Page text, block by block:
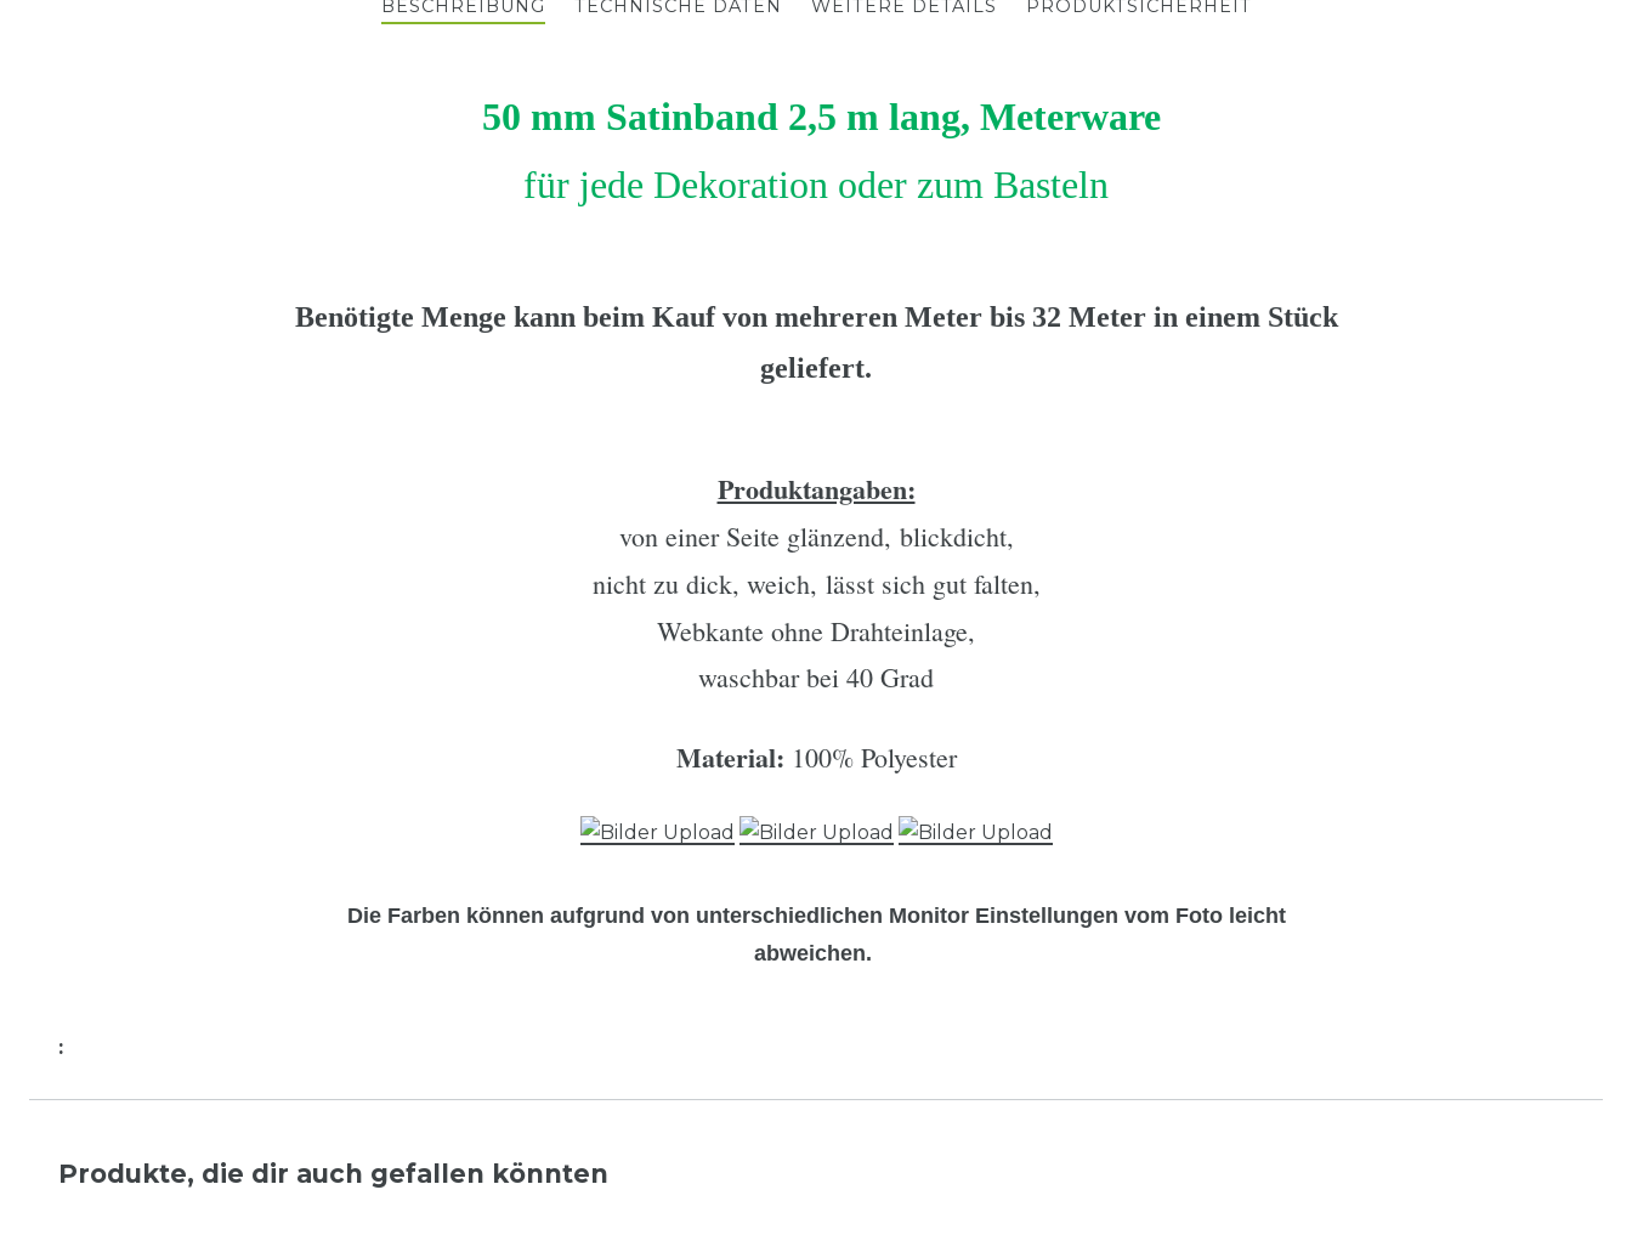
BESCHREIBUNG TECHNISCHE DATEN WEITERE DETAILS PRODUKTSICHERHEIT
50 mm Satinband 2,5 m lang, Meterware
für jede Dekoration oder zum Basteln
Benötigte Menge kann beim Kauf von mehreren Meter bis 32 Meter in einem Stück
geliefert.
Produktangaben:
von einer Seite glänzend, blickdicht,
nicht zu dick, weich, lässt sich gut falten,
Webkante ohne Drahteinlage,
waschbar bei 40 Grad
Material: 100% Polyester
Die Farben können aufgrund von unterschiedlichen Monitor Einstellungen vom Foto leicht
abweichen.
:
Produkte, die dir auch gefallen könnten